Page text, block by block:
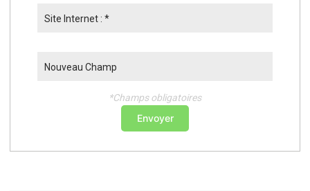
Site Internet : *
Nouveau Champ
*Champs obligatoires
Envoyer